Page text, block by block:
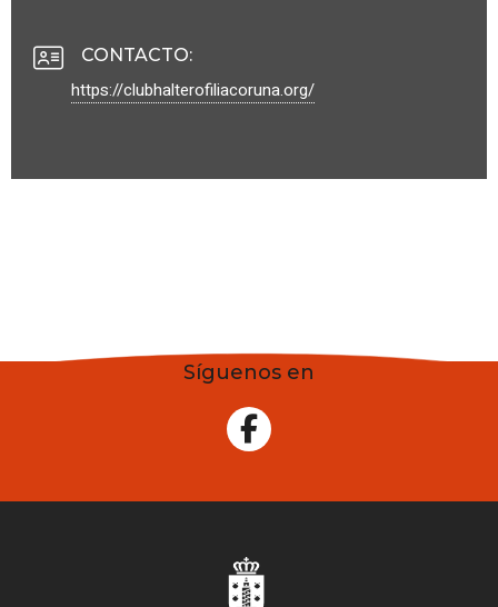
CONTACTO:
https://clubhalterofiliacoruna.org/
Síguenos en